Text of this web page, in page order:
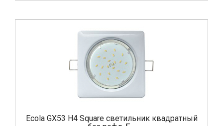
Ecola GX53 H4 Square светильник квадратный